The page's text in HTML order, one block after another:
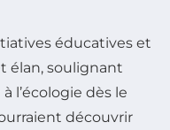
éducatives et
élan, soulignant
l’écologie dès le
découvrir